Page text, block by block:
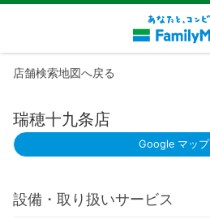
店舗検索地図へ戻る
瑞穂十九条店
Google マップ
設備・取り扱いサービス